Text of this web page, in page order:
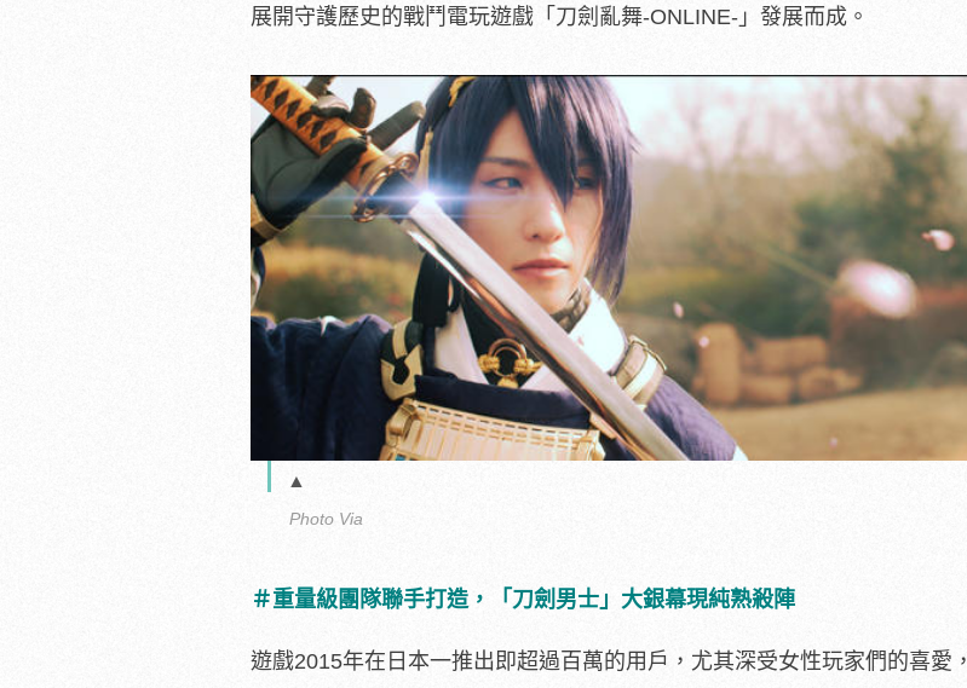
展開守護歷史的戰鬥電玩遊戲「刀劍亂舞-ONLINE-」發展而成。
▲
Photo Via
＃重量級團隊聯手打造， 「刀劍男士」大銀幕現純熟殺陣
遊戲2015年在日本一推出即超過百 萬的用戶，尤其深受女性玩家們的喜愛，